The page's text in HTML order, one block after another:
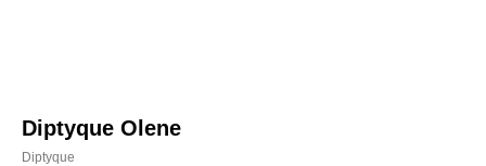
Diptyque Olene
Diptyque